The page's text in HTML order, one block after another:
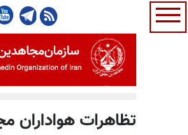
تظاهرات هواداران